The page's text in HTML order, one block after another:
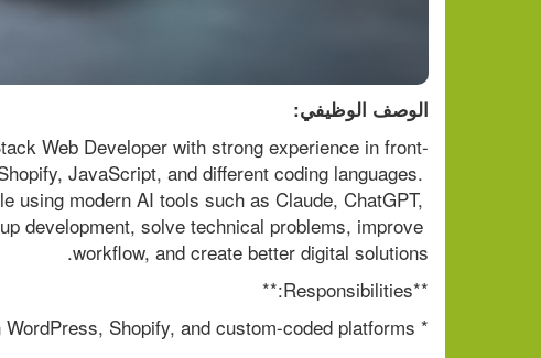
الوصف الوظيفي:
Web Developer with strong experience in front-
JavaScript, and different coding languages.
using modern AI tools such as Claude, ChatGPT,
development, solve technical problems, improve
workflow, and create better digital solutions.
**Responsibilities:**
* Build, edit, and maintain websites on WordPress, Shopify, and custom-coded platforms.